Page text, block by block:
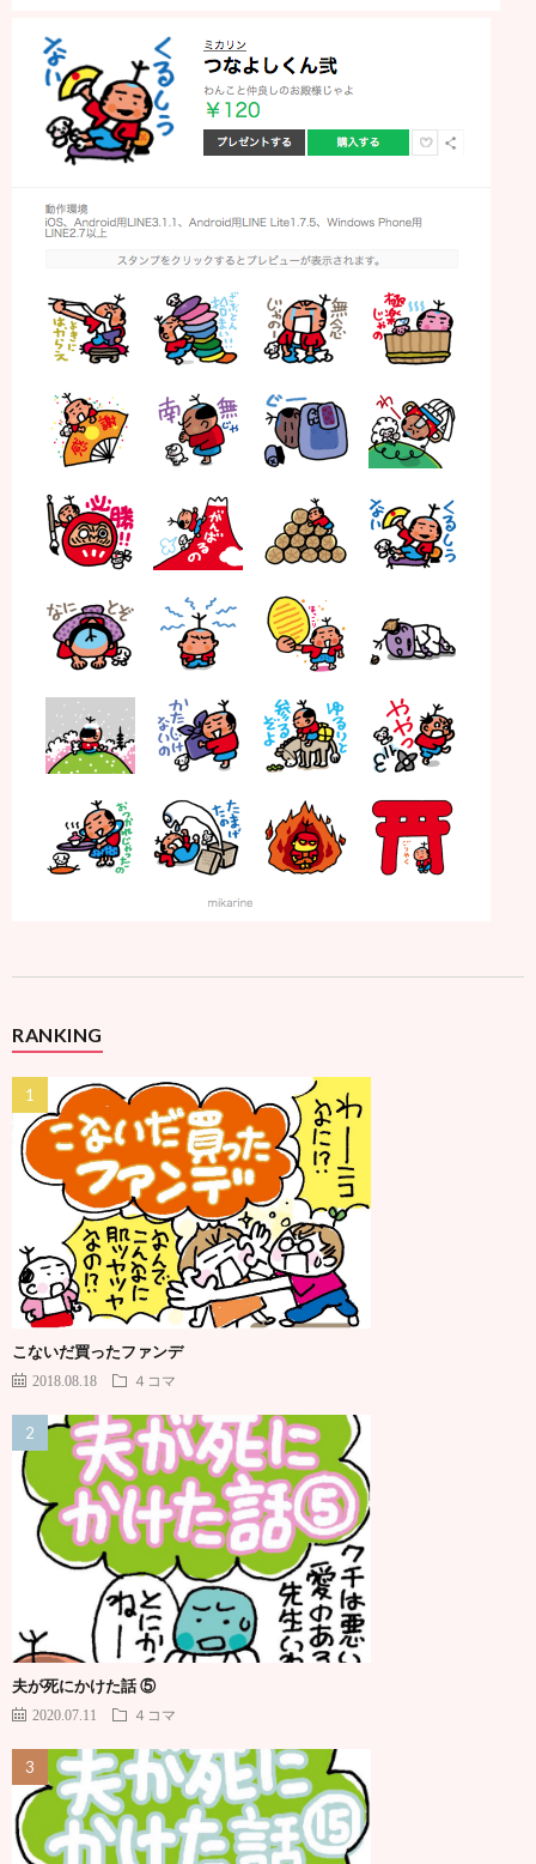
RANKING
こないだ買ったファンデ
2018.08.18 ４コマ
夫が死にかけた話 ⑤
2020.07.11 ４コマ